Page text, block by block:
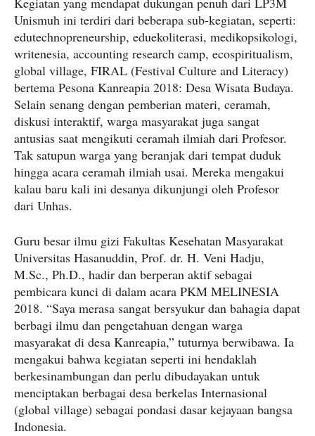
Unismuh ini terdiri dari beberapa sub-kegiatan, seperti:
edutechnopreneurship, eduekoliterasi, medikopsikologi,
writenesia, accounting research camp, ecospiritualism,
global village, FIRAL (Festival Culture and Literacy)
bertema Pesona Kanreapia 2018: Desa Wisata Budaya.
Selain senang dengan pemberian materi, ceramah,
diskusi interaktif, warga masyarakat juga sangat
antusias saat mengikuti ceramah ilmiah dari Profesor.
Tak satupun warga yang beranjak dari tempat duduk
hingga acara ceramah ilmiah usai. Mereka mengakui
kalau baru kali ini desanya dikunjungi oleh Profesor
dari Unhas.
Guru besar ilmu gizi Fakultas Kesehatan Masyarakat
Universitas Hasanuddin, Prof. dr. H. Veni Hadju,
M.Sc., Ph.D., hadir dan berperan aktif sebagai
pembicara kunci di dalam acara PKM MELINESIA
2018. “Saya merasa sangat bersyukur dan bahagia dapat
berbagi ilmu dan pengetahuan dengan warga
masyarakat di desa Kanreapia,” tuturnya berwibawa. Ia
mengakui bahwa kegiatan seperti ini hendaklah
berkesinambungan dan perlu dibudayakan untuk
menciptakan berbagai desa berkelas Internasional
(global village) sebagai pondasi dasar kejayaan bangsa
Indonesia.